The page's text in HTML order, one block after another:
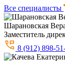
Все специалисты
Шарановская
Заместитель
8 (912) 898-